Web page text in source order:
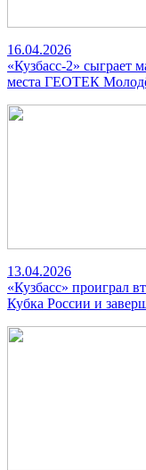
16.04.2026
«Кузбасс-2» сыграет
места ГЕОТЕК
13.04.2026
«Кузбасс» проиграл
Кубка России и